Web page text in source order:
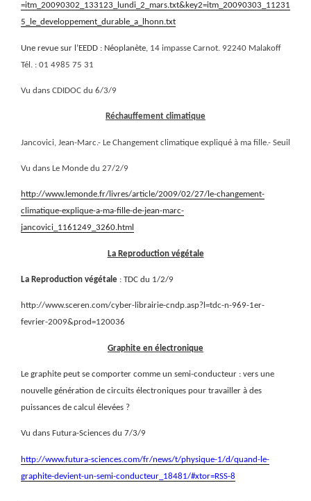
=itm_20090302_133123_lundi_2_mars.txt&key2=itm_20090303_11231
5_le_developpement_durable_a_lhonn.txt
Une revue sur l’EEDD : Néoplanète, 14 impasse Carnot. 92240 Malakoff
Tél. : 01 4985 75 31
Vu dans CDIDOC du 6/3/9
Réchauffement climatique
Jancovici, Jean-Marc.- Le Changement climatique expliqué à ma fille.- Seuil
Vu dans Le Monde du 27/2/9
http://www.lemonde.fr/livres/article/2009/02/27/le-changement-
climatique-explique-a-ma-fille-de-jean-marc-
jancovici_1161249_3260.html
La Reproduction végétale
La Reproduction végétale : TDC du 1/2/9
http://www.sceren.com/cyber-librairie-cndp.asp?l=tdc-n-969-1er-
fevrier-2009&prod=120036
Graphite en électronique
Le graphite peut se comporter comme un semi-conducteur : vers une
nouvelle génération de circuits électroniques pour travailler à des
puissances de calcul élevées ?
Vu dans Futura-Sciences du 7/3/9
http://www.futura-sciences.com/fr/news/t/physique-1/d/quand-le-
graphite-devient-un-semi-conducteur_18481/#xtor=RSS-8